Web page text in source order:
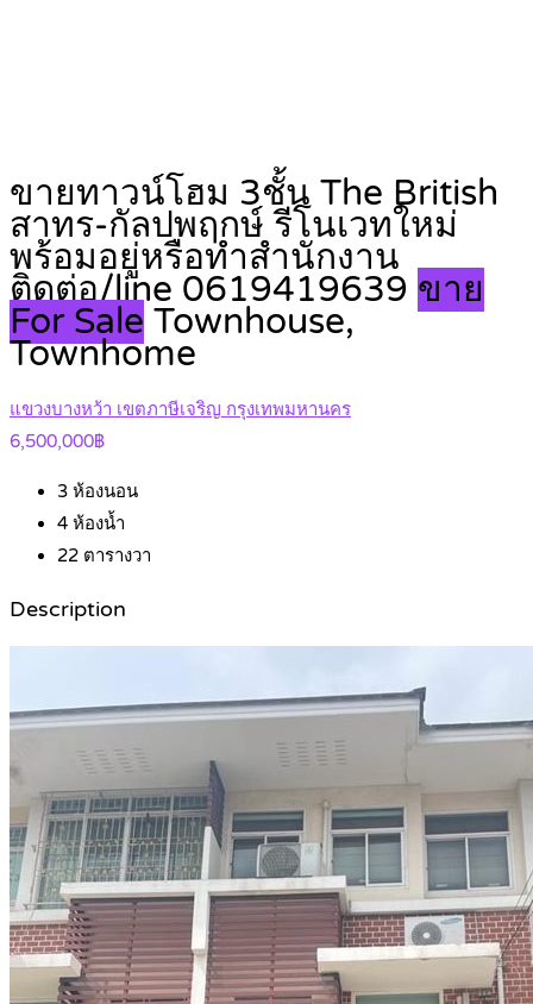
ขายทาวน์โฮม 3ชั้น The British
สาทร-กัลปพฤกษ์ รีโนเวทใหม่
พร้อมอยู่หรือทำสำนักงาน
ติดต่อ/line 0619419639 ขาย
For Sale Townhouse,
Townhome
แขวงบางหว้า เขตภาษีเจริญ กรุงเทพมหานคร
6,500,000฿
3 ห้องนอน
4 ห้องน้ำ
22 ตารางวา
Description